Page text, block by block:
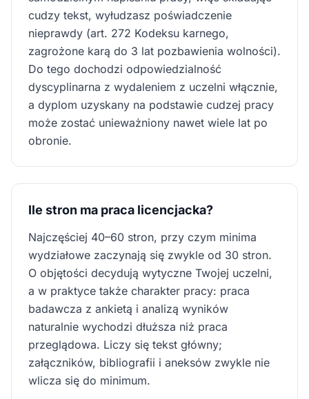
cudzy tekst, wyłudzasz poświadczenie
nieprawdy (art. 272 Kodeksu karnego,
zagrożone karą do 3 lat pozbawienia wolności).
Do tego dochodzi odpowiedzialność
dyscyplinarna z wydaleniem z uczelni włącznie,
a dyplom uzyskany na podstawie cudzej pracy
może zostać unieważniony nawet wiele lat po
obronie.
Ile stron ma praca licencjacka?
Najczęściej 40–60 stron, przy czym minima
wydziałowe zaczynają się zwykle od 30 stron.
O objętości decydują wytyczne Twojej uczelni,
a w praktyce także charakter pracy: praca
badawcza z ankietą i analizą wyników
naturalnie wychodzi dłuższa niż praca
przeglądowa. Liczy się tekst główny;
załączników, bibliografii i aneksów zwykle nie
wlicza się do minimum.